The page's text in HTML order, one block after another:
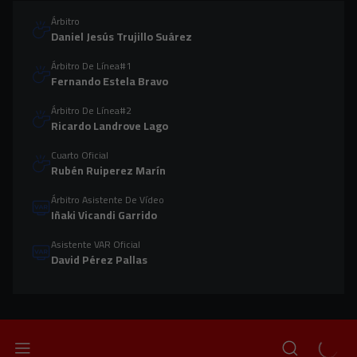
Árbitro
Daniel Jesús Trujillo Suárez
Árbitro De Línea#1
Fernando Estela Bravo
Árbitro De Línea#2
Ricardo Landrove Lago
Cuarto Oficial
Rubén Ruiperez Marín
Árbitro Asistente De Vídeo
Iñaki Vicandi Garrido
Asistente VAR Oficial
David Pérez Pallas